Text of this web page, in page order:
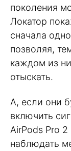
поколения
Локатор
сначала
позволяя,
каждом из
отыскать.
А, если они
включить
AirPods Pro
наблюдать